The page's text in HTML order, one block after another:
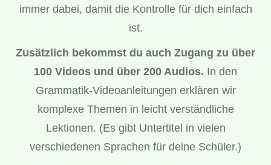
immer dabei, damit die Kontrolle für dich einfach
ist.
Zusätzlich bekommst du auch Zugang zu über
100 Videos und über 200 Audios. In den
Grammatik-Videoanleitungen erklären wir
komplexe Themen in leicht verständliche
Lektionen. (Es gibt Untertitel in vielen
verschiedenen Sprachen für deine Schüler.)